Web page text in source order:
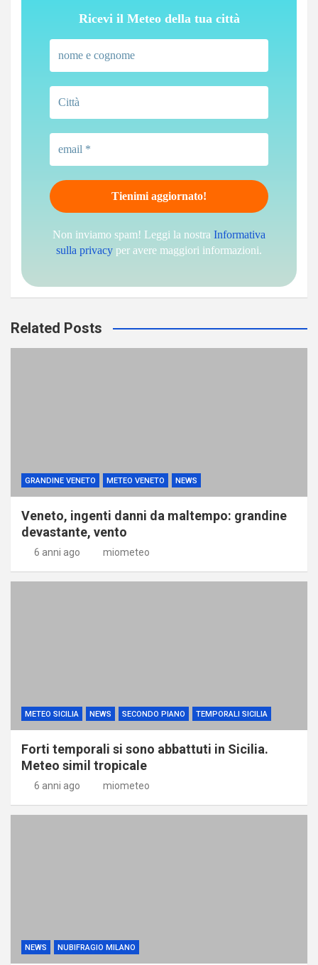
Ricevi il Meteo della tua città
Non inviamo spam! Leggi la nostra Informativa
sulla privacy per avere maggiori informazioni.
Related Posts
GRANDINE VENETO METEO VENETO NEWS
Veneto, ingenti danni da maltempo: grandine
devastante, vento
6 anni ago miometeo
METEO SICILIA NEWS SECONDO PIANO TEMPORALI SICILIA
Forti temporali si sono abbattuti in Sicilia.
Meteo simil tropicale
6 anni ago miometeo
NEWS NUBIFRAGIO MILANO